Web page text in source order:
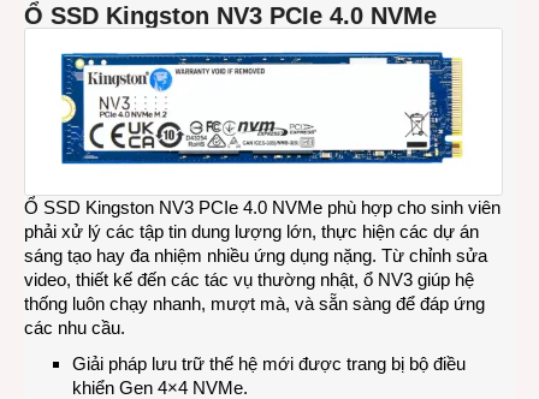
Ổ SSD Kingston NV3 PCIe 4.0 NVMe
Ổ SSD Kingston NV3 PCIe 4.0 NVMe phù hợp cho sinh viên
phải xử lý các tập tin dung lượng lớn, thực hiện các dự án
sáng tạo hay đa nhiệm nhiều ứng dụng nặng. Từ chỉnh sửa
video, thiết kế đến các tác vụ thường nhật, ổ NV3 giúp hệ
thống luôn chạy nhanh, mượt mà, và sẵn sàng để đáp ứng
các nhu cầu.
Giải pháp lưu trữ thế hệ mới được trang bị bộ điều
khiển Gen 4×4 NVMe.